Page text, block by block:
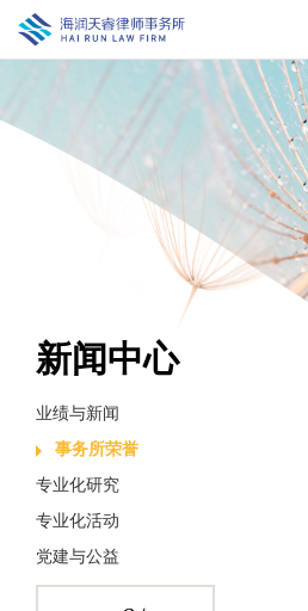
新闻中心
业绩与新闻
事务所荣誉
专业化研究
专业化活动
党建与公益